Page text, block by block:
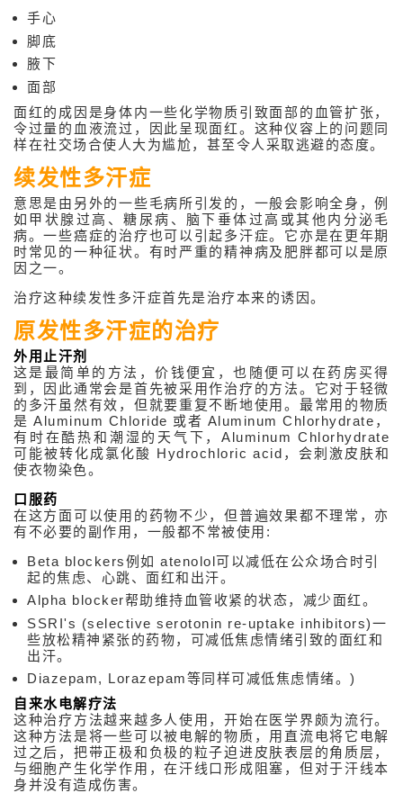
急性风疹
慢性风疹
怀孕期皮肤问题
类固醇药膏的使
感染性皮肤病
头发及甲问题
关于体重管理
抗衰老贺尔蒙
手心
脚底
腋下
面部
面红的成因是身体内一些化学物质引致面部的血管扩张，
令过量的血液流过，因此呈现面红。这种仪容上的问题同
样在社交场合使人大为尴尬，甚至令人采取逃避的态度。
续发性多汗症
意思是由另外的一些毛病所引发的，一般会影响全身，例
如甲状腺过高、糖尿病、脑下垂体过高或其他内分泌毛
病。一些癌症的治疗也可以引起多汗症。它亦是在更年期
时常见的一种征状。有时严重的精神病及肥胖都可以是原
因之一。
治疗这种续发性多汗症首先是治疗本来的诱因。
原发性多汗症的治疗
外用止汗剂
这是最简单的方法，价钱便宜，也随便可以在药房买得
到，因此通常会是首先被采用作治疗的方法。它对于轻微
的多汗虽然有效，但就要重复不断地使用。最常用的物质
是 Aluminum Chloride 或者 Aluminum Chlorhydrate，
有时在酷热和潮湿的天气下，Aluminum Chlorhydrate
可能被转化成氯化酸 Hydrochloric acid，会刺激皮肤和
使衣物染色。
口服药
在这方面可以使用的药物不少，但普遍效果都不理常，亦
有不必要的副作用，一般都不常被使用:
Beta blockers例如 atenolol可以减低在公众场合时引
起的焦虑、心跳、面红和出汗。
Alpha blocker帮助维持血管收紧的状态，减少面红。
SSRI's (selective serotonin re-uptake inhibitors)一
些放松精神紧张的药物，可减低焦虑情绪引致的面红和
出汗。
Diazepam, Lorazepam等同样可减低焦虑情绪。)
自来水电解疗法
这种治疗方法越来越多人使用，开始在医学界颇为流行。
这种方法是将一些可以被电解的物质，用直流电将它电解
过之后，把带正极和负极的粒子迫进皮肤表层的角质层，
与细胞产生化学作用，在汗线口形成阻塞，但对于汗线本
身并没有造成伤害。